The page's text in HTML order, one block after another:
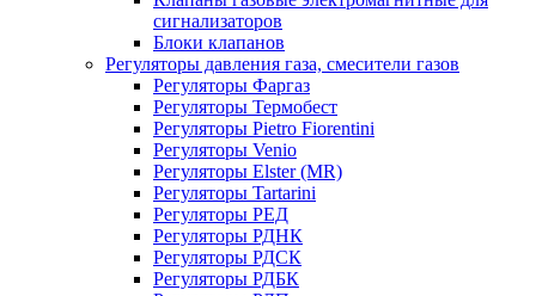
сигнализаторов
Блоки клапанов
Регуляторы давления газа, смесители газов
Регуляторы Фаргаз
Регуляторы Термобест
Регуляторы Pietro Fiorentini
Регуляторы Venio
Регуляторы Elster (MR)
Регуляторы Tartarini
Регуляторы РЕД
Регуляторы РДНК
Регуляторы РДСК
Регуляторы РДБК